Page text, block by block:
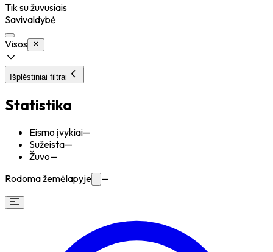
Tik su žuvusiais
Savivaldybė
Visos
Išplėstiniai filtrai
Statistika
Eismo įvykiai—
Sužeista—
Žuvo—
Rodoma žemėlapyje
—